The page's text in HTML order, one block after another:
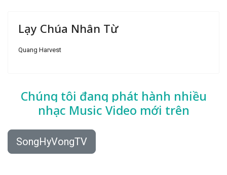
Lạy Chúa Nhân Từ
Quang Harvest
Chúng tôi đang phát hành nhiều
nhạc Music Video mới trên
SongHyVongTV